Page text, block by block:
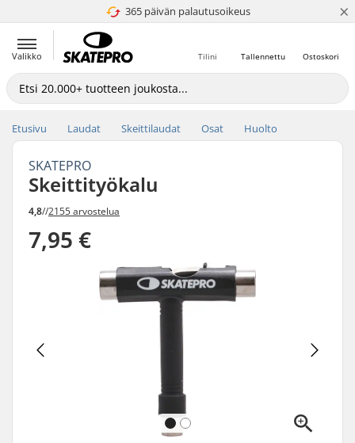
365 päivän palautusoikeus
4.8 / 5 ×
Valikko Ostoskori
Tallennettu
Tilini
Etusivu Laudat Skeittilaudat Osat Huolto
SKATEPRO
Skeittityökalu
4,8//2155 arvostelua
7,95 €